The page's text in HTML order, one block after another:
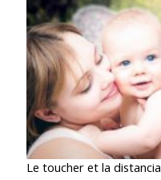
Le toucher et la